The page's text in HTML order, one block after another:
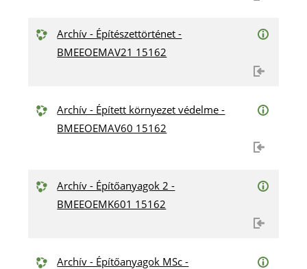
Archív - Építészettörténet -
BMEEOEMAV21 15162
Archív - Épített környezet védelme -
BMEEOEMAV60 15162
Archív - Építőanyagok 2 -
BMEEOEMK601 15162
Archív - Építőanyagok MSc -